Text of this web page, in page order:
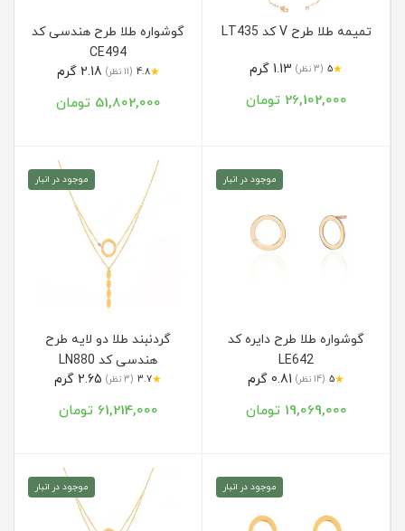
تمیمه طلا طرح V کد LT435
★
5 (3 نظر)
26,102,000 تومان
گوشواره طلا طرح هندسی کد
CE494
★
4.8 (11 نظر)
51,802,000 تومان
موجود در انبار
گوشواره طلا طرح دایره کد
LE642
★
5 (14 نظر)
19,069,000 تومان
موجود در انبار
گردنبند طلا دو لایه طرح
هندسی کد LN880
★
3.7 (3 نظر)
61,214,000 تومان
موجود در انبار موجود در انبار